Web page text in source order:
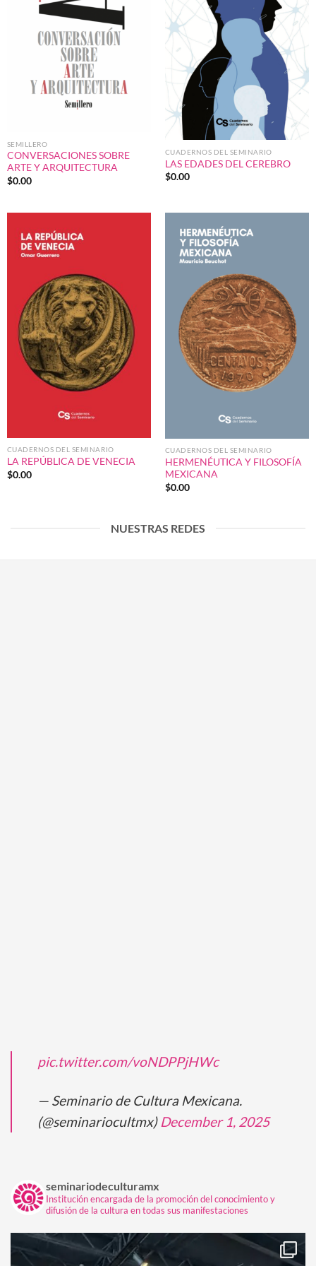
SEMILLERO
CONVERSACIONES SOBRE
ARTE Y ARQUITECTURA
$0.00
CUADERNOS DEL SEMINARIO
LAS EDADES DEL CEREBRO
$0.00
CUADERNOS DEL SEMINARIO
LA REPÚBLICA DE VENECIA
$0.00
CUADERNOS DEL SEMINARIO
HERMENÉUTICA Y FILOSOFÍA
MEXICANA
$0.00
NUESTRAS REDES
pic.twitter.com/voNDPPjHWc
— Seminario de Cultura Mexicana.
(@seminariocultmx) December 1, 2025
seminariodeculturamx
Institución encargada de la promoción del conocimiento y
difusión de la cultura en todas sus manifestaciones